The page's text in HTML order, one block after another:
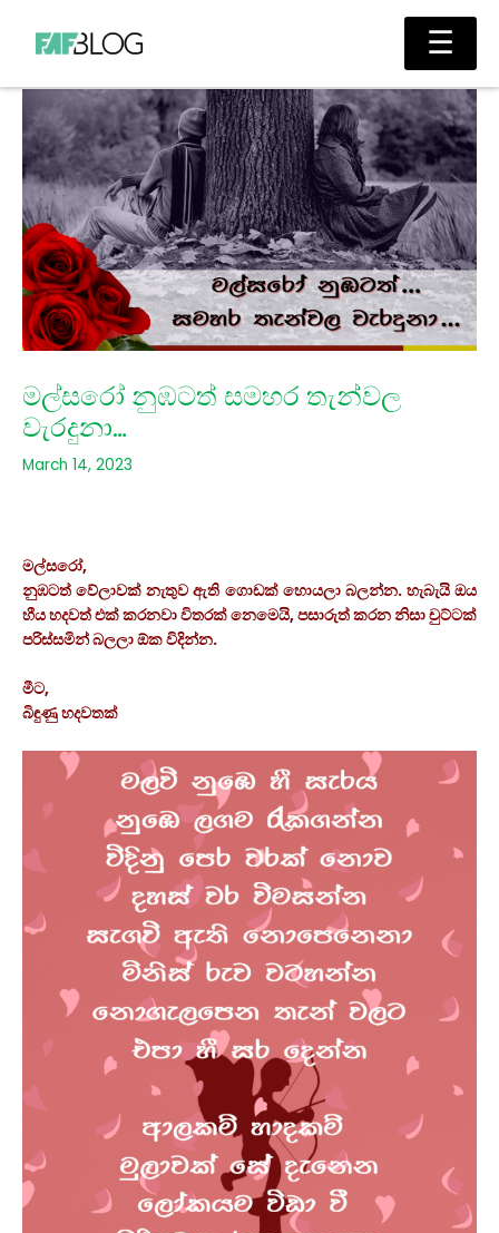
content
Main
මල්සරෝ නුඹටත් සමහර තැන්වල
වැරදුනා…
March 14, 2023
මල්සරෝ,
නුඹටත් වේලාවක් නැතුව ඇති ගොඩක් හොයලා බලන්න. හැබැයි ඔය
හීය හදවත් එක් කරනවා විතරක් නෙමෙයි, පසාරුත් කරන නිසා චුට්ටක්
පරිස්සමින් බලලා ඕක විදින්න.
මීට,
බිඳුණු හදවතක්
☰